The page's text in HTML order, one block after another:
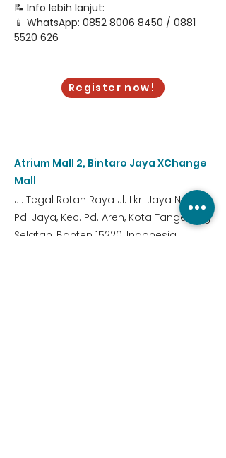
📝 Info lebih lanjut:
📱 WhatsApp: 0852 8006 8450 / 0881
5520 626
Register now!
Atrium Mall 2, Bintaro Jaya XChange
Mall
Jl. Tegal Rotan Raya Jl. Lkr. Jaya No.24,
Pd. Jaya, Kec. Pd. Aren, Kota Tangerang
Selatan, Banten 15220, Indonesia